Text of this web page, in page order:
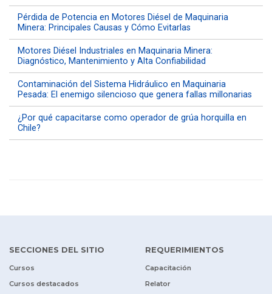
Pérdida de Potencia en Motores Diésel de Maquinaria
Minera: Principales Causas y Cómo Evitarlas
Motores Diésel Industriales en Maquinaria Minera:
Diagnóstico, Mantenimiento y Alta Confiabilidad
Contaminación del Sistema Hidráulico en Maquinaria
Pesada: El enemigo silencioso que genera fallas millonarias
¿Por qué capacitarse como operador de grúa horquilla en
Chile?
SECCIONES DEL SITIO
Cursos
Cursos destacados
REQUERIMIENTOS
Capacitación
Relator